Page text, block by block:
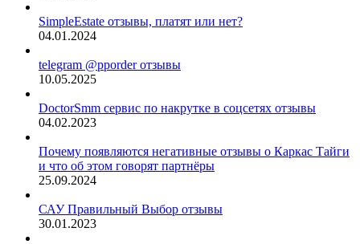
SimpleEstate отзывы, платят или нет?
04.01.2024
telegram @pporder отзывы
10.05.2025
DoctorSmm сервис по накрутке в соцсетях отзывы
04.02.2023
Почему появляются негативные отзывы о Каркас Тайги
и что об этом говорят партнёры
25.09.2024
САУ Правильный Выбор отзывы
30.01.2023